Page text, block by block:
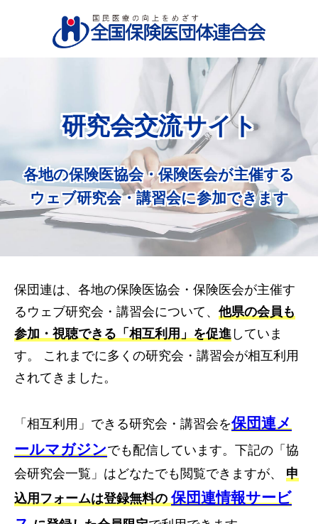
研究会交流サイト
各地の保険医協会・保険医会が主催する
ウェブ研究会・講習会に参加できます
保団連は、各地の保険医協会・保険医会が主催す
るウェブ研究会・講習会について、 他県の会員も
参加・視聴できる「相互利用」を促進 していま
す。 これまでに多くの研究会・講習会が相互利用
されてきました。
「相互利用」できる研究会・講習会を保団連メ
ールマガジンでも配信しています。下記の「協
会研究会一覧」はどなたでも閲覧できますが、 申
込用フォームは登録無料の保団連情報サービ